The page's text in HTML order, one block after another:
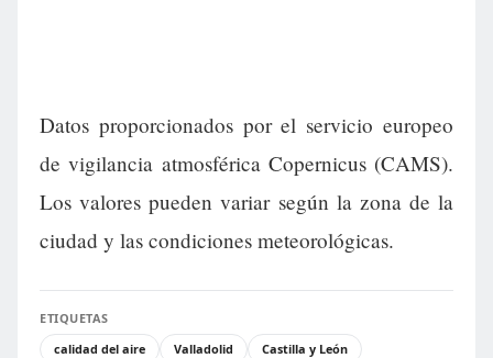
Datos proporcionados por el servicio europeo
de vigilancia atmosférica Copernicus (CAMS).
Los valores pueden variar según la zona de la
ciudad y las condiciones meteorológicas.
ETIQUETAS
calidad del aire
Valladolid
Castilla y León